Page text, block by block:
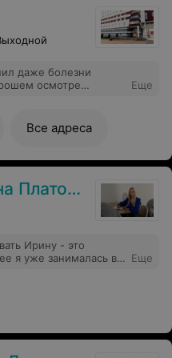
даже болезни
осмотре
ходим с рождения.
и отношение к
Еще
Все адреса
Ирину - это
я уже занималась в
это ничего не
все рассказать,
да ещё и придти к
что это
за то,
Еще